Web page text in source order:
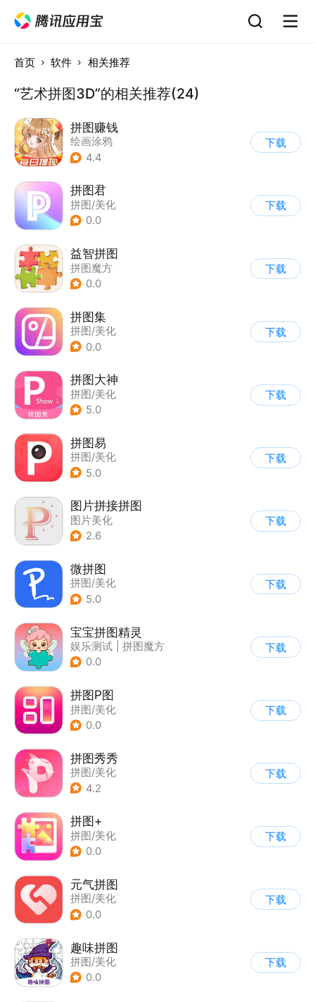
首页 软件 相关推荐
“艺术拼图3D”的相关推荐(24)
拼图赚钱
绘画涂鸦
4.4
下载
拼图君
拼图/美化
0.0
下载
益智拼图
拼图魔方
| 儿童益智游戏
0.0
下载
拼图集
拼图/美化
0.0
下载
拼图大神
拼图/美化
5.0
下载
拼图易
拼图/美化
5.0
下载
图片拼接拼图
图片美化
2.6
下载
微拼图
拼图/美化
5.0
下载
宝宝拼图精灵
娱乐测试
拼图魔方
0.0
下载
拼图P图
拼图/美化
0.0
下载
拼图秀秀
拼图/美化
4.2
下载
拼图+
拼图/美化
0.0
下载
元气拼图
拼图/美化
0.0
下载
趣味拼图
拼图/美化
0.0
下载